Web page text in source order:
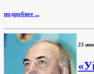
подробнее ...
23